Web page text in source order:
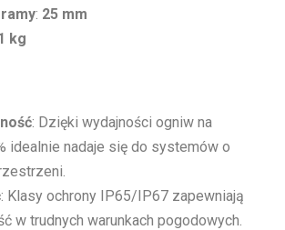
: 25 mm
kg
: Dzięki wydajności ogniw na
idealnie nadaje się do systemów o
: Klasy ochrony IP65/IP67 zapewniają
w trudnych warunkach pogodowych.